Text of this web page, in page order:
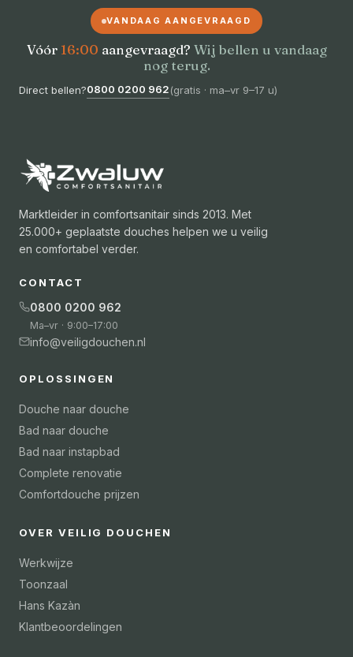
VANDAAG AANGEVRAAGD
Vóór 16:00 aangevraagd? Wij bellen u vandaag
nog terug.
Direct bellen?0800 0200 962(gratis · ma–vr 9–17 u)
Marktleider in comfortsanitair sinds 2013. Met
25.000+ geplaatste douches helpen we u veilig
en comfortabel verder.
CONTACT
0800 0200 962
Ma–vr · 9:00–17:00
info@veiligdouchen.nl
OPLOSSINGEN
Douche naar douche
Bad naar douche
Bad naar instapbad
Complete renovatie
Comfortdouche prijzen
OVER VEILIG DOUCHEN
Werkwijze
Toonzaal
Hans Kazàn
Klantbeoordelingen